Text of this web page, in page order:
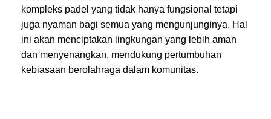
kompleks padel yang tidak hanya fungsional tetapi
juga nyaman bagi semua yang mengunjunginya. Hal
ini akan menciptakan lingkungan yang lebih aman
dan menyenangkan, mendukung pertumbuhan
kebiasaan berolahraga dalam komunitas.